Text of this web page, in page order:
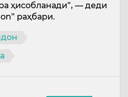
ҳисобланади”, — деди
раҳбари.